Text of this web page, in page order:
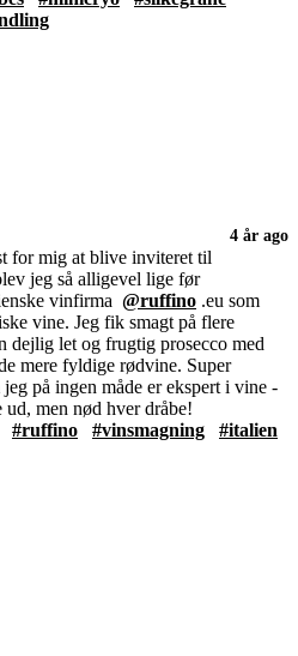
4 år ago
for mig at blive inviteret til
jeg så alligevel lige før
vinfirma @ruffino .eu som
vine. Jeg fik smagt på flere
dejlig let og frugtig prosecco med
mere fyldige rødvine. Super
på ingen måde er ekspert i vine -
men nød hver dråbe!
#ruffino #vinsmagning #italien